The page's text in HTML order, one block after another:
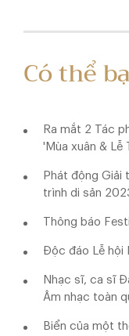
Có thể
Ra mắt 2 Tác
'Mùa xuân & Lễ
Phát động Giải
trình di sản
Thông báo
Độc đáo Lễ hội
Nhạc sĩ, ca sĩ
Âm nhạc toàn
Biển của một